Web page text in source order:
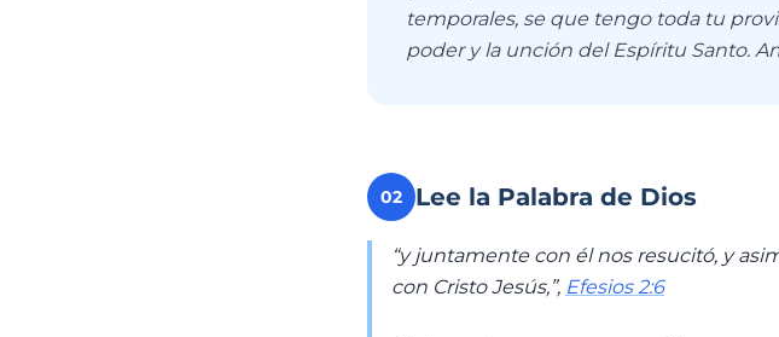
temporales, se que tengo toda tu
poder y la unción del Espíritu Santo.
02 Lee la Palabra de Dios
“y juntamente con él nos resucitó, y
con Cristo Jesús,”, Efesios 2:6